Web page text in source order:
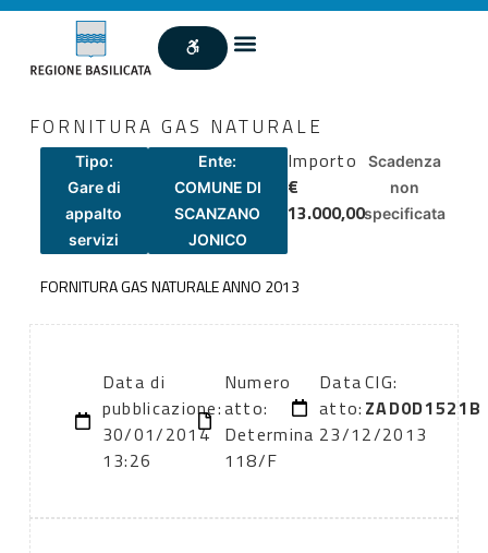
FORNITURA GAS NATURALE
Tipo:
Gare di
appalto
servizi
Ente:
COMUNE DI
SCANZANO
JONICO
Importo
€
13.000,00
Scadenza
non
specificata
FORNITURA GAS NATURALE ANNO 2013
Data di
pubblicazione:
30/01/2014
13:26
Numero
atto:
Determina
118/F
Data
atto:
23/12/2013
CIG:
ZAD0D1521B